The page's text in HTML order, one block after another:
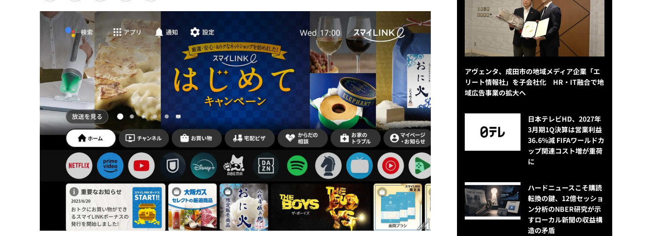
アヴェンタ、成田市の地域メディア企業「エ
リート情報社」を子会社化 HR・IT融合で地
域広告事業の拡大へ
日本テレビHD、2027年
3月期1Q決算は営業利益
36.6%減 FIFAワールドカ
ップ関連コスト増が重荷
に
ハードニュースこそ購読
転換の鍵、12億セッショ
ン分析のNBER研究が示
すローカル新聞の収益構
造の矛盾